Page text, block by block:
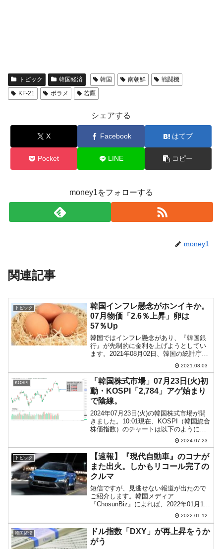
トピック 韓国経済 韓国 南朝鮮
戦闘機
KF-21
ポラメ 若鷹
シェアする
X Facebook はてブ
Pocket LINE コピー
money1をフォローする
money1
関連記事
トピック
韓国インフレ懸念がホンイキか。
07月物価「2.6％上昇」卵は
57％Up
韓国ではインフレ懸念があり、『韓国銀
行』が先制的に金利を上げようとしてい
ます。2021年08月02日、韓国の統計庁が
「2021年7月の消費者物価動向」を公表
しましたが、いよいよインフレ懸念が深
まってきた雰囲気です。2021年 消費者物
価指数...
2021.08.03
KOSPI
「韓国株式市場」07月23日(火)初
動・KOSPI「2,784」アゲ始まり
で陰線。
2024年07月23日(火)の韓国株式市場が開
きました。10:01現在、KOSPI（韓国総合
株価指数）のチャートは以下のようにな
『Investing.com』より引用）。前日始値
よりは下ですが、アゲて始まり、現在の
とこ...
2024.07.23
トピック
【速報】『現代自動車』のコナが
また出火。しかもリコール完了の
クルマ
短信ですが、見逃せない報道が出たので
ご紹介します。韓国メディア
『ChosunBiz』によれば、2022年01月12
日18：49ごろ、忠南泰安郡泰安邑の道路
を走行中だった『現代自動車』の電気自
動車「コナ・エレクトリック」で火災が
発生。幸いにし...
2022.01.12
韓国経済
ドル指数「DXY」が再上昇をうか
がう